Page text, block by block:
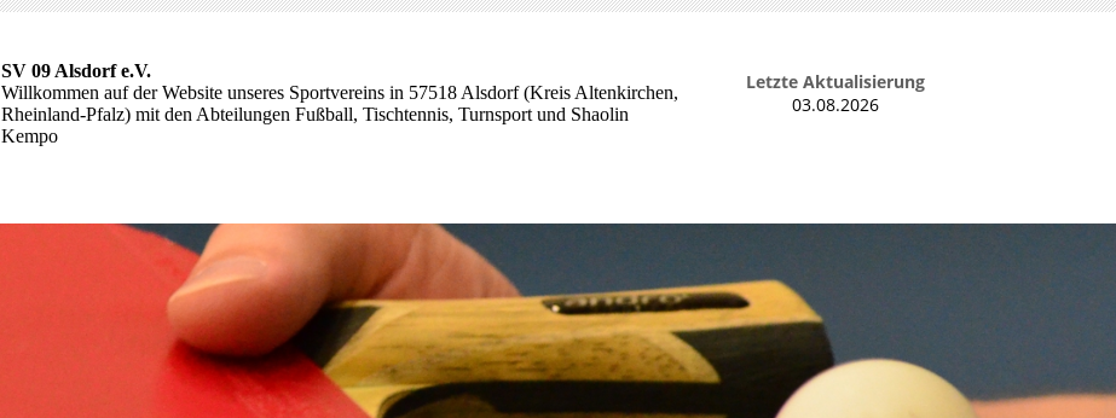
SV 09 Alsdorf e.V.
Willkommen auf der Website unseres Sportvereins in 57518 Alsdorf (Kreis Altenkirchen,
Rheinland-Pfalz) mit den Abteilungen Fußball, Tischtennis, Turnsport und Shaolin
Kempo
Letzte Aktualisierung
03.08.2026